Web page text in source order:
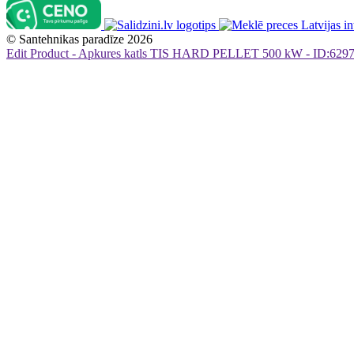
© Santehnikas paradīze 2026
Edit Product - Apkures katls TIS HARD PELLET 500 kW -